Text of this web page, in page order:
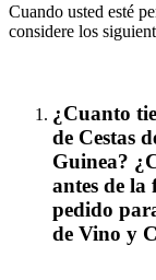
Cuando usted esté
considere los
¿Cuanto
de Cestas
Guinea?
antes de la
pedido
de Vino y